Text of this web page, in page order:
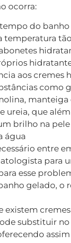
ocorra:
do banho
temperatura
aos cremes
como
manteiga
ureia, que
brilho na pele
água
entre
para
esse
gelado, o
existem
substituir